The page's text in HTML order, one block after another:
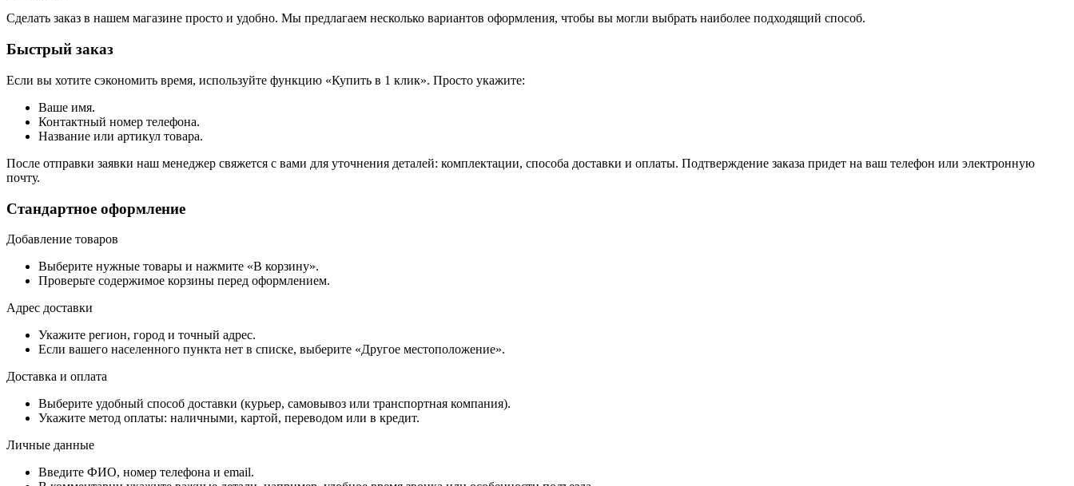
Сделать заказ в нашем магазине просто и удобно. Мы предлагаем несколько вариантов оформления, чтобы вы могли выбрать наиболее подходящий способ.
Быстрый заказ
Если вы хотите сэкономить время, используйте функцию «Купить в 1 клик». Просто укажите:
Ваше имя.
Контактный номер телефона.
Название или артикул товара.
После отправки заявки наш менеджер свяжется с вами для уточнения деталей: комплектации, способа доставки и оплаты. Подтверждение заказа придет на ваш телефон или электронную
почту.
Стандартное оформление
Добавление товаров
Выберите нужные товары и нажмите «В корзину».
Проверьте содержимое корзины перед оформлением.
Адрес доставки
Укажите регион, город и точный адрес.
Если вашего населенного пункта нет в списке, выберите «Другое местоположение».
Доставка и оплата
Выберите удобный способ доставки (курьер, самовывоз или транспортная компания).
Укажите метод оплаты: наличными, картой, переводом или в кредит.
Личные данные
Введите ФИО, номер телефона и email.